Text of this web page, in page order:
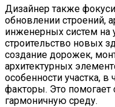
Дизайнер также
обновлении строений,
инженерных систем на
строительство новых
создание дорожек,
архитектурных
особенности участка, в
факторы. Это помогает
гармоничную среду.